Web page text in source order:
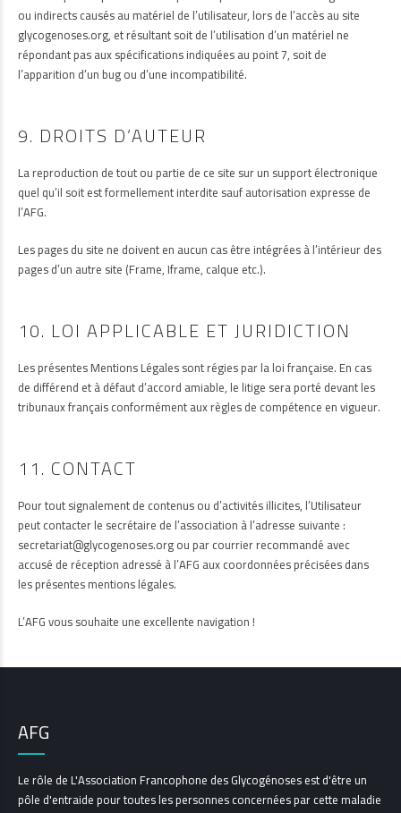
ou indirects causés au matériel de l’utilisateur, lors de l’accès au site
glycogenoses.org, et résultant soit de l’utilisation d’un matériel ne
répondant pas aux spécifications indiquées au point 7, soit de
l’apparition d’un bug ou d’une incompatibilité.
9. DROITS D’AUTEUR
La reproduction de tout ou partie de ce site sur un support électronique
quel qu’il soit est formellement interdite sauf autorisation expresse de
l’AFG.
Les pages du site ne doivent en aucun cas être intégrées à l’intérieur des
pages d’un autre site (Frame, Iframe, calque etc.).
10. LOI APPLICABLE ET JURIDICTION
Les présentes Mentions Légales sont régies par la loi française. En cas
de différend et à défaut d’accord amiable, le litige sera porté devant les
tribunaux français conformément aux règles de compétence en vigueur.
11. CONTACT
Pour tout signalement de contenus ou d’activités illicites, l’Utilisateur
peut contacter le secrétaire de l’association à l’adresse suivante :
secretariat@glycogenoses.org ou par courrier recommandé avec
accusé de réception adressé à l’AFG aux coordonnées précisées dans
les présentes mentions légales.
L’AFG vous souhaite une excellente navigation !
AFG
Le rôle de L'Association Francophone des Glycogénoses est d'être un
pôle d'entraide pour toutes les personnes concernées par cette maladie